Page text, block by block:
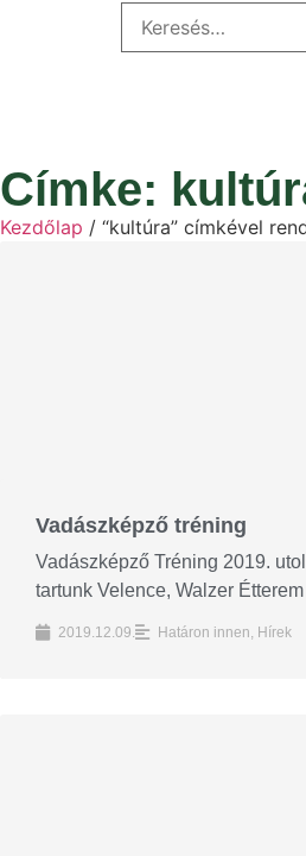
Címke:
Kezdőlap / “kultúra” címkével
Vadászképző tréning
Vadászképző Tréning 2019.
tartunk Velence, Walzer
2019.12.09. Határon innen, Hírek